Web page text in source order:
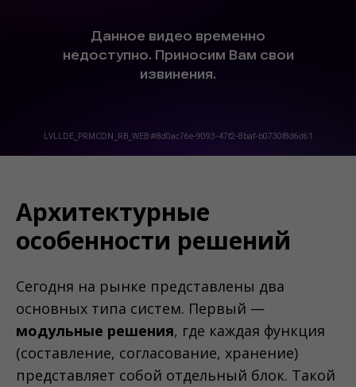
Архитектурные
особенности решений
Сегодня на рынке представлены два
основных типа систем. Первый —
модульные решения, где каждая функция
(составление, согласование, хранение)
представляет собой отдельный блок. Такой